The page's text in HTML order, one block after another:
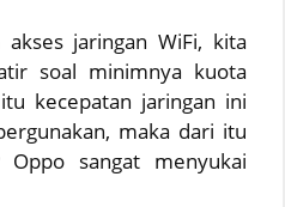
akses jaringan WiFi, kita
soal minimnya kuota
kecepatan jaringan ini
maka dari itu
Oppo sangat menyukai